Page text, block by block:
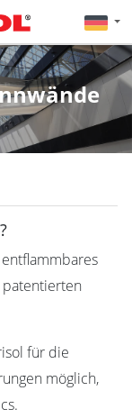
patentierten
für die
möglich,